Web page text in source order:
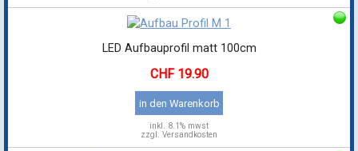
LED Aufbauprofil matt 100cm
19.90
in den Warenkorb
inkl. 8.1% mwst
zzgl. Versandkosten